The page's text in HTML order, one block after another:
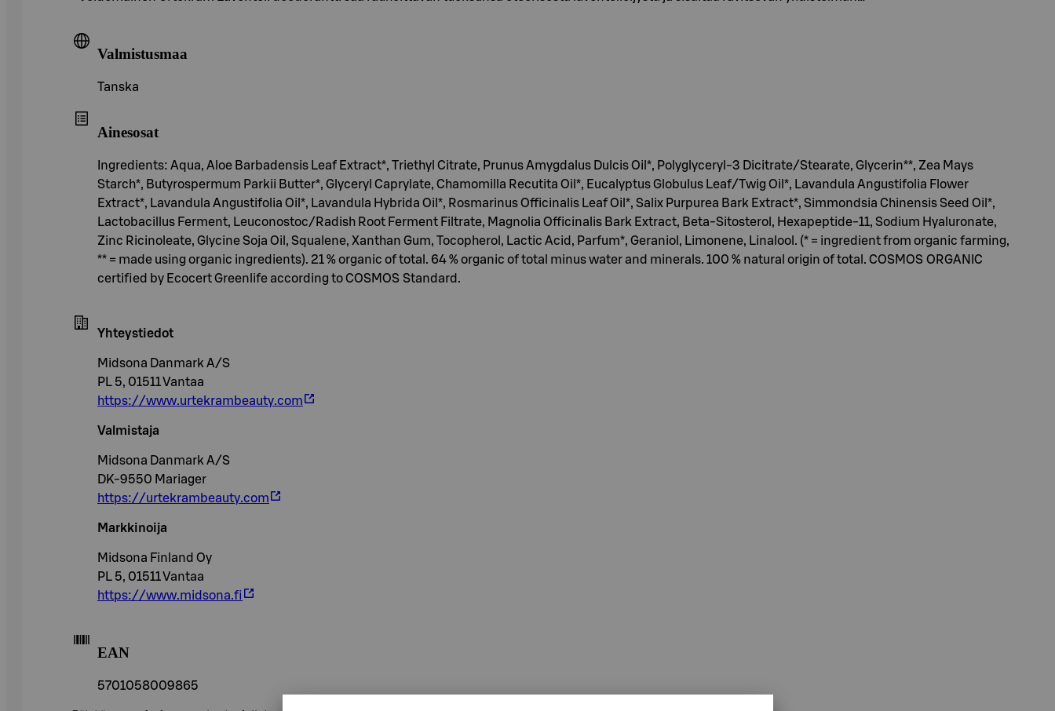
Valmistusmaa
Tanska
Ainesosat
Ingredients: Aqua, Aloe Barbadensis Leaf Extract*, Triethyl Citrate, Prunus Amygdalus Dulcis Oil*, Polyglyceryl-3 Dicitrate/Stearate, Glycerin**, Zea Mays
Starch*, Butyrospermum Parkii Butter*, Glyceryl Caprylate, Chamomilla Recutita Oil*, Eucalyptus Globulus Leaf/Twig Oil*, Lavandula Angustifolia Flower
Extract*, Lavandula Angustifolia Oil*, Lavandula Hybrida Oil*, Rosmarinus Officinalis Leaf Oil*, Salix Purpurea Bark Extract*, Simmondsia Chinensis Seed Oil*,
Lactobacillus Ferment, Leuconostoc/Radish Root Ferment Filtrate, Magnolia Officinalis Bark Extract, Beta-Sitosterol, Hexapeptide-11, Sodium Hyaluronate,
Zinc Ricinoleate, Glycine Soja Oil, Squalene, Xanthan Gum, Tocopherol, Lactic Acid, Parfum*, Geraniol, Limonene, Linalool. (* = ingredient from organic farming,
** = made using organic ingredients). 21 % organic of total. 64 % organic of total minus water and minerals. 100 % natural origin of total. COSMOS ORGANIC
certified by Ecocert Greenlife according to COSMOS Standard.
Yhteystiedot
Midsona Danmark A/S
PL 5, 01511 Vantaa
https://www.urtekrambeauty.com
Valmistaja
Midsona Danmark A/S
DK-9550 Mariager
https://urtekrambeauty.com
Markkinoija
Midsona Finland Oy
PL 5, 01511 Vantaa
https://www.midsona.fi
EAN
5701058009865